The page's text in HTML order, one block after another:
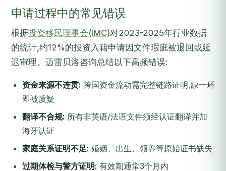
申请过程中的常见错误
根据投资移民理事会(IMC)对2023-2025年行业数据
的统计,约12%的投资入籍申请因文件瑕疵被退回或延
迟审理。迈雷贝洛咨询总结以下高频错误:
资金来源不连贯: 跨国资金流动需完整链路证明,缺一环
即被质疑
翻译不合规: 所有非英语/法语文件须经认证翻译并加
海牙认证
家庭关系证明不足: 婚姻、出生、领养等原始证书缺失
过期体检与警方证明: 有效期通常3个月内